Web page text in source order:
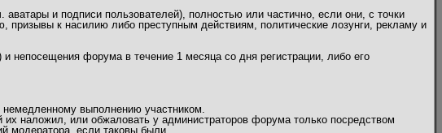
и подписи пользователей), полностью или частично, если они, с точки
к насилию либо преступным действиям, политические лозунги, рекламу и
непосещения форума в течение 1 месяца со дня регистрации, либо его
выполнению участником.
наложил, или обжаловать у администраторов форума только посредством
модератора, если таковы были.